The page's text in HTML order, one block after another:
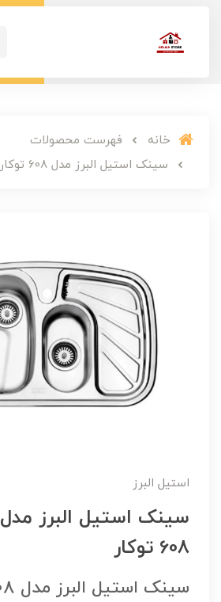
خانه
فهرست محصولات
سینک استیل البرز مدل 608 توکار
استیل البرز
سینک استیل البرز مدل
608 توکار
سینک استیل البرز مدل 608 توکار